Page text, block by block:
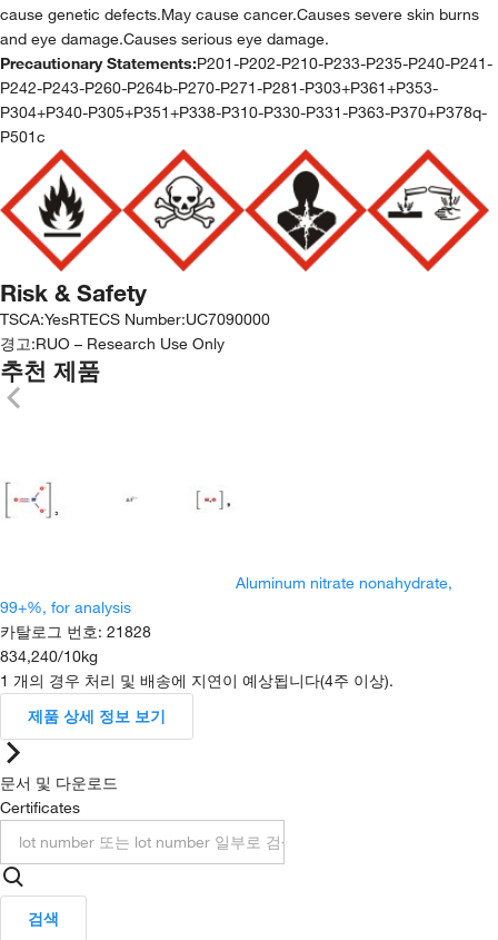
cause genetic defects.May cause cancer.Causes severe skin burns
and eye damage.Causes serious eye damage.
Precautionary Statements:P201-P202-P210-P233-P235-P240-P241-
P242-P243-P260-P264b-P270-P271-P281-P303+P361+P353-
P304+P340-P305+P351+P338-P310-P330-P331-P363-P370+P378q-
P501c
Risk & Safety
TSCA:YesRTECS Number:UC7090000
경고:RUO – Research Use Only
추천 제품
Aluminum nitrate nonahydrate,
99+%, for analysis
카탈로그 번호: 21828
834,240/10kg
1 개의 경우 처리 및 배송에 지연이 예상됩니다(4주 이상).
제품 상세 정보 보기
문서 및 다운로드
Certificates
검색